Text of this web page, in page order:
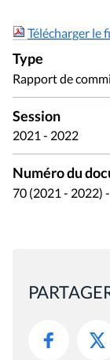
Télécharger le
Type
Rapport de
Session
2021 - 2022
Numéro du
70 (2021 - 2022)